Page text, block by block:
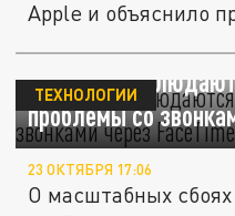
Apple и объяснило
В России
проблемы со
ТЕХНОЛОГИИ
23 ОКТЯБРЯ 17:06
О масштабных